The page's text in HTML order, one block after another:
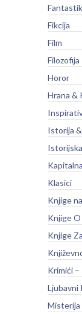
Fikcija
Film
Filozofija
Horor
Hrana &
Istorija
Klasici
Knjige
Knjige
Knjige
Krimići –
Ljubavni
Misterija